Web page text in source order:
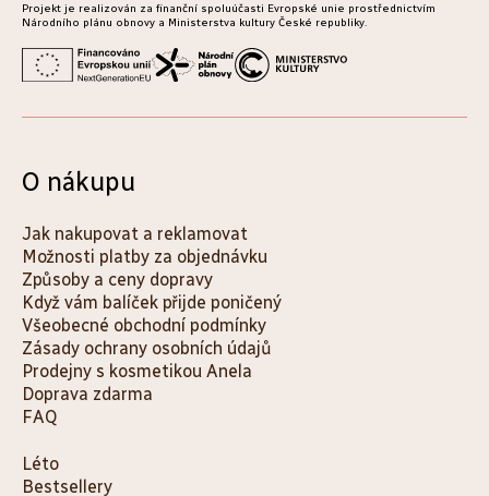
Projekt je realizován za finanční spoluúčasti Evropské unie prostřednictvím
Národního plánu obnovy a Ministerstva kultury České republiky.
O nákupu
Jak nakupovat a reklamovat
Možnosti platby za objednávku
Způsoby a ceny dopravy
Když vám balíček přijde poničený
Všeobecné obchodní podmínky
Zásady ochrany osobních údajů
Prodejny s kosmetikou Anela
Doprava zdarma
FAQ
K
Léto
Bestsellery